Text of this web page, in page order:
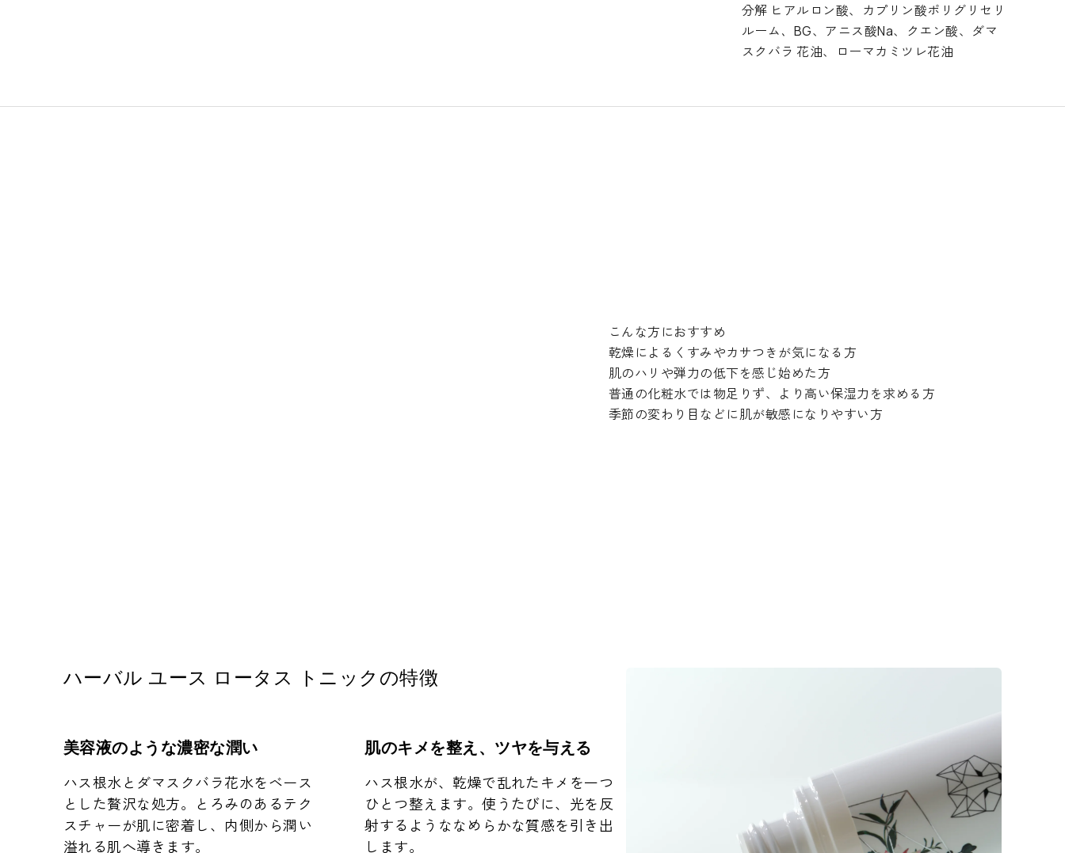
分解 ヒアルロン酸、カプリン酸ポリグリセリ
ルーム、 BG、アニス酸Na、クエン酸、ダマ
スクバラ 花油、ローマカミツレ花油
こんな方におすすめ
乾燥によるくすみやカサつきが気になる方
肌のハリや弾力の低下を感じ始めた方
普通の化粧水では物足りず、より高い保湿力を求める方
季節の変わり目などに肌が敏感になりやすい方
ハーバル ユース ロータス トニックの特徴
美容液のような濃密な潤い
ハス根水とダマスクバラ花水をベース
とした贅沢な処方。とろみのあるテク
スチャーが肌に密着し、内側から潤い
溢れる肌へ導きます。
肌のキメを整え、ツヤを与える
ハス根水が、乾燥で乱れたキメを一つ
ひとつ整えます。使うたびに、光を反
射するようななめらかな質感を引き出
します。